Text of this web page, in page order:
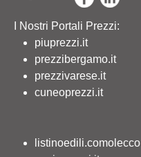
I Nostri Portali Prezzi:
piuprezzi.it
prezzibergamo.it
prezzivarese.it
cuneoprezzi.it